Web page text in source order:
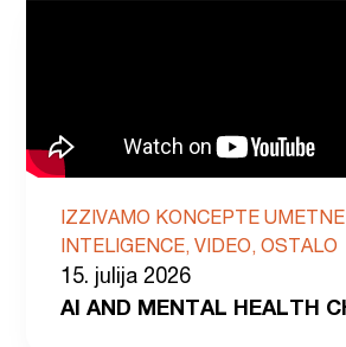
IZZIVAMO KONCEPTE UMETNE
INTELIGENCE, VIDEO, OSTALO
15. julija 2026
AI AND MENTAL HEALTH